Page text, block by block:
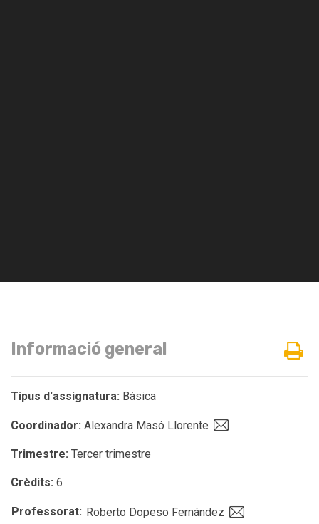
Informació general
Tipus d'assignatura: Bàsica
Coordinador: Alexandra Masó Llorente
Trimestre: Tercer trimestre
Crèdits: 6
Professorat: Roberto Dopeso Fernández